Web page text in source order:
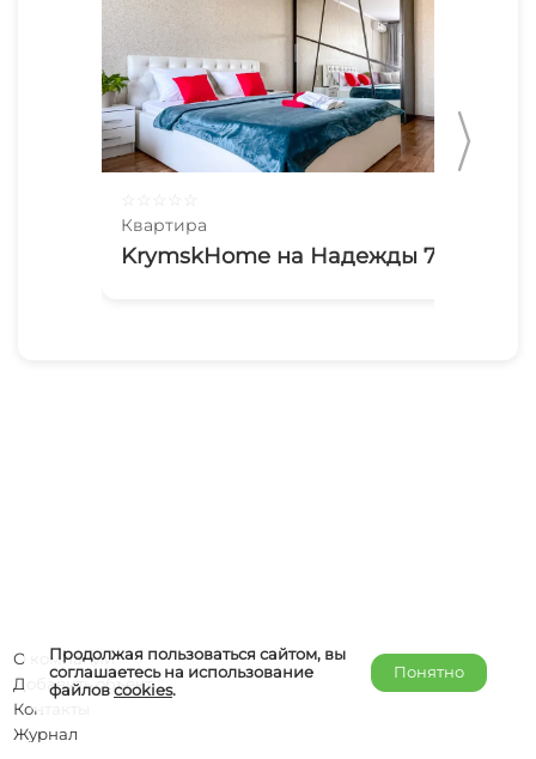
Квартира
KrymskHome на Надежды 7
Продолжая пользоваться сайтом, вы
соглашаетесь на использование
файловcookies.
Понятно
О компании
Добавить объект
Контакты
Журнал